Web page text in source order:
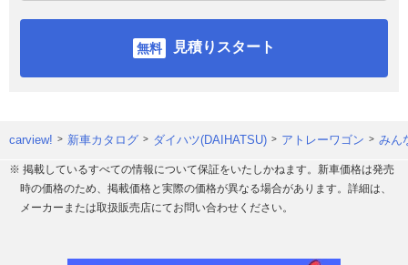
見積りスタート
carview! 新車カタログ ダイハツ(DAIHATSU) アトレーワゴン みん
※ 掲載しているすべての情報について保証をいたしかねます。新車価格は発売
時の価格のため、掲載価格と実際の価格が異なる場合があります。詳細は、
メーカーまたは取扱販売店にてお問い合わせください。